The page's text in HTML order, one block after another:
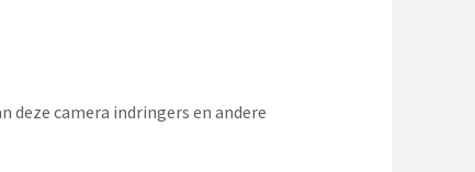
deze camera indringers en andere